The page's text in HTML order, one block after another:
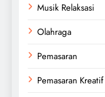
Musik Relaksasi
Olahraga
Pemasaran
Pemasaran Kreatif